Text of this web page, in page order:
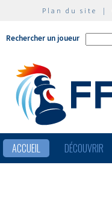
Plan du site |
Rechercher un joueur
ACCUEIL DÉCOUVRIR